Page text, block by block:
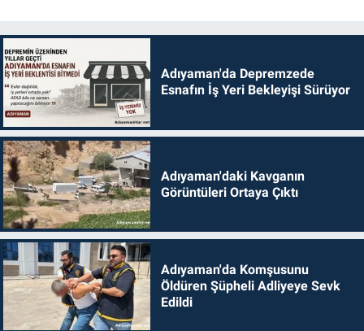
Adıyaman'da Depremzede
Esnafın İş Yeri Bekleyişi Sürüyor
Adıyaman'daki Kavganın
Görüntüleri Ortaya Çıktı
Adıyaman'da Komşusunu
Öldüren Şüpheli Adliyeye Sevk
Edildi